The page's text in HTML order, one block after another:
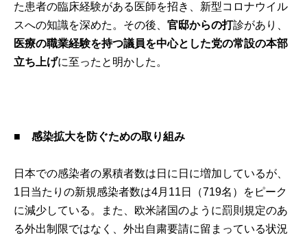
た患者の臨床経験がある医師を招き、新型コロナウイル
スへの知識を深めた。その後、官邸からの打診があり、
医療の職業経験を持つ議員を中心とした党の常設の本部
立ち上げに至ったと明かした。
■ 感染拡大を防ぐための取り組み
日本での感染者の累積者数は日に日に増加しているが、
1日当たりの新規感染者数は4月11日（719名）をピーク
に減少している。また、欧米諸国のように罰則規定のあ
る外出制限ではなく、外出自粛要請に留まっている状況